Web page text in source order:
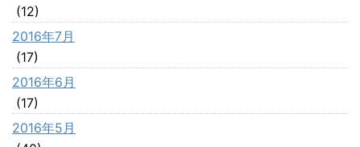
(12)
2016年7月
(17)
2016年6月
(17)
2016年5月